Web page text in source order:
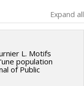
Paul Gendreau,
,Marie-
,
Côté,Aline
,Manuel
Expand all
L. Motifs
population
of Public